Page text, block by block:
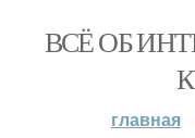
ВСЁ ОБ
главная